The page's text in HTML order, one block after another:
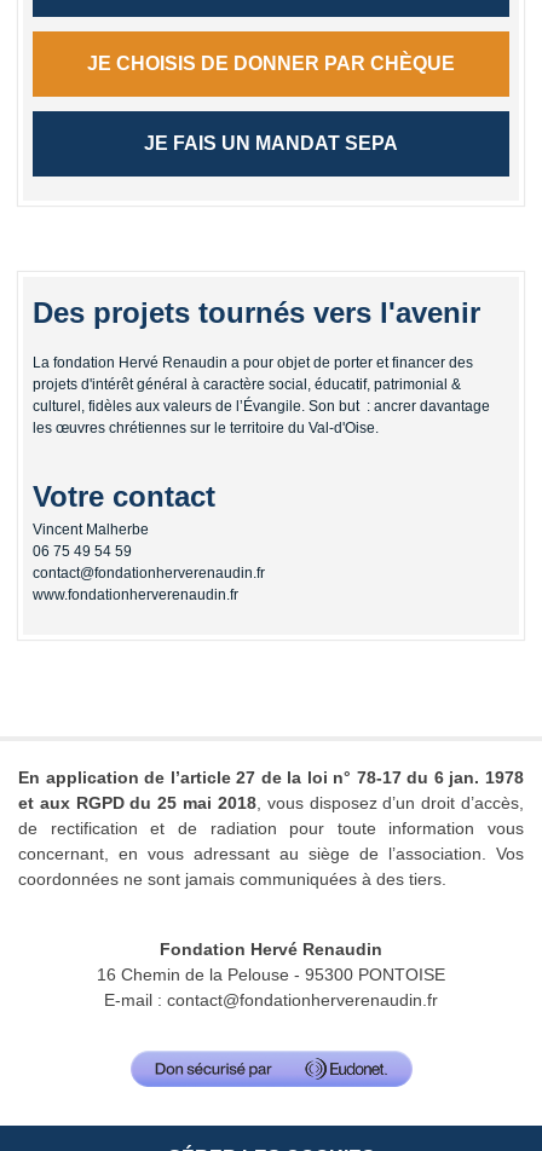
JE CHOISIS DE DONNER PAR CHÈQUE
JE FAIS UN MANDAT SEPA
Des projets tournés vers l'avenir
La fondation Hervé Renaudin a pour objet de porter et financer des
projets d'intérêt général à caractère social, éducatif, patrimonial &
culturel, fidèles aux valeurs de l’Évangile. Son but : ancrer davantage
les œuvres chrétiennes sur le territoire du Val-d'Oise.
Votre contact
Vincent Malherbe
06 75 49 54 59
contact@fondationherverenaudin.fr
www.fondationherverenaudin.fr
En application de l’article 27 de la loi n° 78-17 du 6 jan. 1978
et aux RGPD du 25 mai 2018, vous disposez d’un droit d’accès,
de rectification et de radiation pour toute information vous
concernant, en vous adressant au siège de l’association. Vos
coordonnées ne sont jamais communiquées à des tiers.
Fondation Hervé Renaudin
16 Chemin de la Pelouse - 95300 PONTOISE
E-mail : contact@fondationherverenaudin.fr